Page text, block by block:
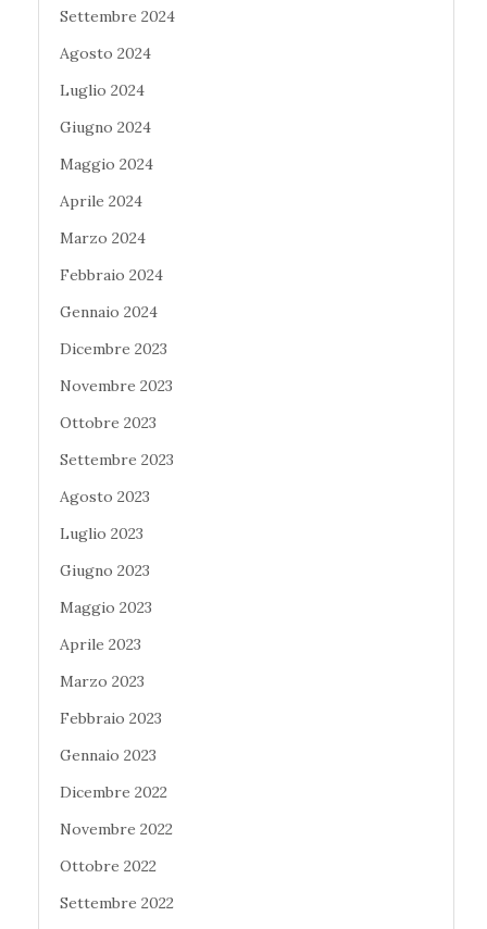
Settembre 2024
Agosto 2024
Luglio 2024
Giugno 2024
Maggio 2024
Aprile 2024
Marzo 2024
Febbraio 2024
Gennaio 2024
Dicembre 2023
Novembre 2023
Ottobre 2023
Settembre 2023
Agosto 2023
Luglio 2023
Giugno 2023
Maggio 2023
Aprile 2023
Marzo 2023
Febbraio 2023
Gennaio 2023
Dicembre 2022
Novembre 2022
Ottobre 2022
Settembre 2022